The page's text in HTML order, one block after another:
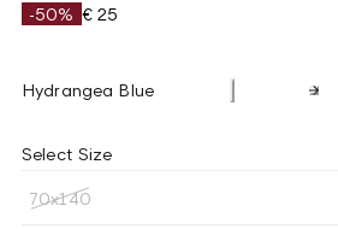
-50% € 25
Hydrangea Blue
Select Size
70x140